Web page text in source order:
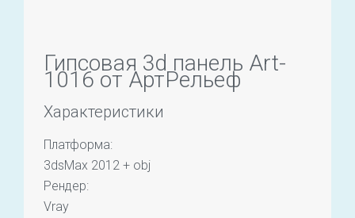
Гипсовая 3d панель Art-
1016 от АртРельеф
Характеристики
Платформа:
3dsMax 2012 + obj
Рендер:
Vray